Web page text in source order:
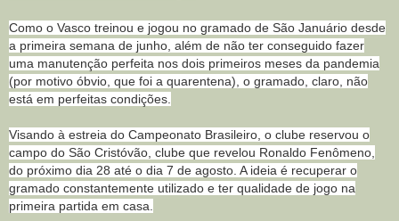
Como o Vasco treinou e jogou no gramado de São Januário desde
a primeira semana de junho, além de não ter conseguido fazer
uma manutenção perfeita nos dois primeiros meses da pandemia
(por motivo óbvio, que foi a quarentena), o gramado, claro, não
está em perfeitas condições.
Visando à estreia do Campeonato Brasileiro, o clube reservou o
campo do São Cristóvão, clube que revelou Ronaldo Fenômeno,
do próximo dia 28 até o dia 7 de agosto. A ideia é recuperar o
gramado constantemente utilizado e ter qualidade de jogo na
primeira partida em casa.